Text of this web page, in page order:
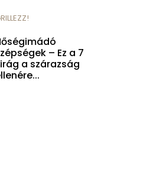
– Ez a 7
a szárazság